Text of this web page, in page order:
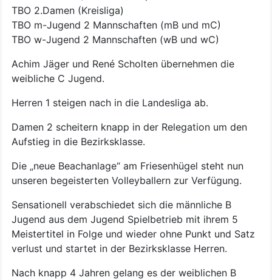
TBO 2.Damen (Kreisliga)
TBO m-Jugend 2 Mannschaften (mB und mC)
TBO w-Jugend 2 Mannschaften (wB und wC)
Achim Jäger und René Scholten übernehmen die
weibliche C Jugend.
Herren 1 steigen nach in die Landesliga ab.
Damen 2 scheitern knapp in der Relegation um den
Aufstieg in die Bezirksklasse.
Die „neue Beachanlage“ am Friesenhügel steht nun
unseren begeisterten Volleyballern zur Verfügung.
Sensationell verabschiedet sich die männliche B
Jugend aus dem Jugend Spielbetrieb mit ihrem 5
Meistertitel in Folge und wieder ohne Punkt und Satz
verlust und startet in der Bezirksklasse Herren.
Nach knapp 4 Jahren gelang es der weiblichen B